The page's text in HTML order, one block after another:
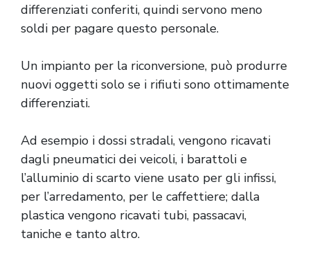
differenziati conferiti, quindi servono meno
soldi per pagare questo personale.
Un impianto per la riconversione, può produrre
nuovi oggetti solo se i rifiuti sono ottimamente
differenziati.
Ad esempio i dossi stradali, vengono ricavati
dagli pneumatici dei veicoli, i barattoli e
l’alluminio di scarto viene usato per gli infissi,
per l’arredamento, per le caffettiere; dalla
plastica vengono ricavati tubi, passacavi,
taniche e tanto altro.